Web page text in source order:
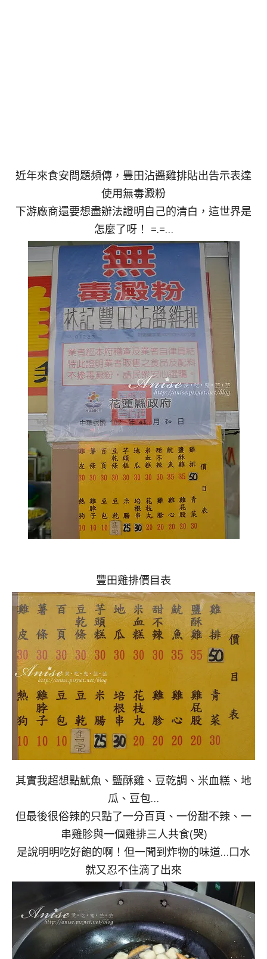
近年來食安問題頻傳，豐田沾醬雞排貼出告示表達
使用無毒澱粉
下游廠商還要想盡辦法證明自己的清白，這世界是
怎麼了呀！ =.=…
豐田雞排價目表
其實我超想點魷魚、鹽酥雞、豆乾調、米血糕、地
瓜、豆包…
但最後很俗辣的只點了一分百頁、一份甜不辣、一
串雞胗與一個雞排三人共食(哭)
是說明明吃好飽的啊！但一聞到炸物的味道…口水
就又忍不住滴了出來